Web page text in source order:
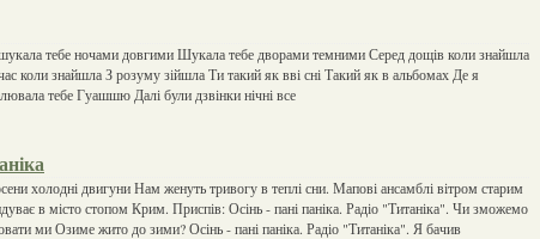
тебе ночами довгими Шукала тебе дворами темними Серед дощів коли знайшла
коли знайшла З розуму зійшла Ти такий як вві сні Такий як в альбомах Де я
тебе Гуашшю Далі були дзвінки нічні все
холодні двигуни Нам женуть тривогу в теплі сни. Мапові ансамблі вітром старим
в місто стопом Крим. Приспів: Осінь - пані паніка. Радіо "Титаніка". Чи зможемо
ми Озиме жито до зими? Осінь - пані паніка. Радіо "Титаніка". Я бачив